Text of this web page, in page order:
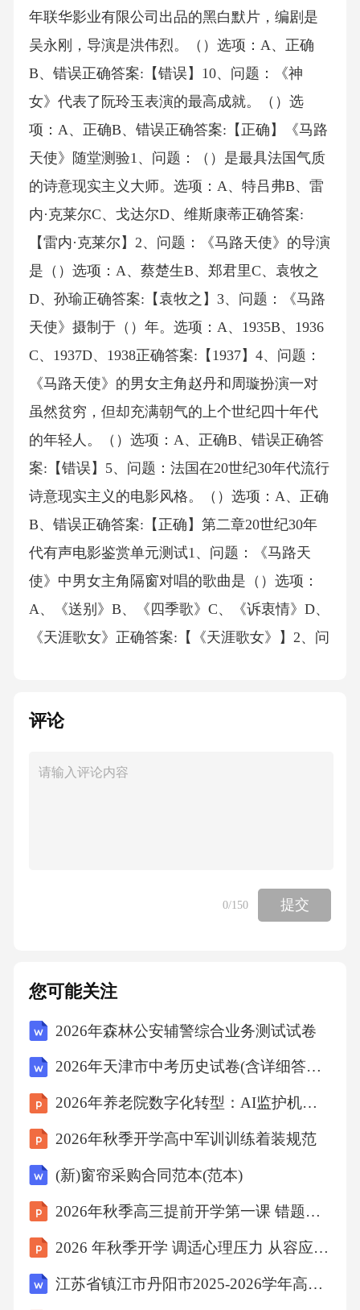
评论
0/150 提交
您可能关注
2026年森林公安辅警综合业务测试试卷
2026年天津市中考历史试卷(含详细答案解析)
2026年养老院数字化转型：AI监护机器人提升照护效能
2026年秋季开学高中军训训练着装规范
(新)窗帘采购合同范本(范本)
2026年秋季高三提前开学第一课 错题本的高效使用
2026 年秋季开学 调适心理压力 从容应对高中挑战
江苏省镇江市丹阳市2025-2026学年高一下学期期末语文试题（含答案）